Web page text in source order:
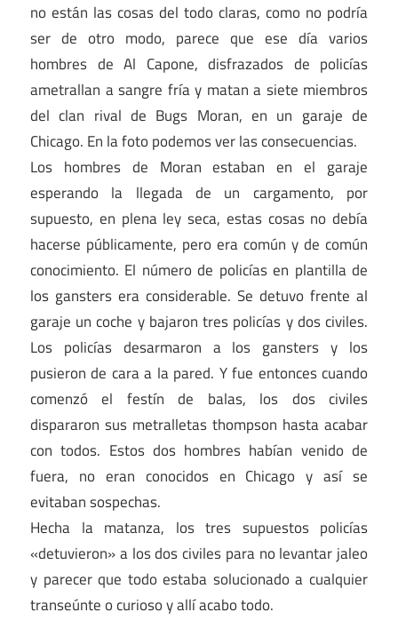
no están las cosas del todo claras, como no podría
ser de otro modo, parece que ese día varios
hombres de Al Capone, disfrazados de policías
ametrallan a sangre fría y matan a siete miembros
del clan rival de Bugs Moran, en un garaje de
Chicago. En la foto podemos ver las consecuencias.
Los hombres de Moran estaban en el garaje
esperando la llegada de un cargamento, por
supuesto, en plena ley seca, estas cosas no debía
hacerse públicamente, pero era común y de común
conocimiento. El número de policías en plantilla de
los gansters era considerable. Se detuvo frente al
garaje un coche y bajaron tres policías y dos civiles.
Los policías desarmaron a los gansters y los
pusieron de cara a la pared. Y fue entonces cuando
comenzó el festín de balas, los dos civiles
dispararon sus metralletas thompson hasta acabar
con todos. Estos dos hombres habían venido de
fuera, no eran conocidos en Chicago y así se
evitaban sospechas.
Hecha la matanza, los tres supuestos policías
«detuvieron» a los dos civiles para no levantar jaleo
y parecer que todo estaba solucionado a cualquier
transeúnte o curioso y allí acabo todo.